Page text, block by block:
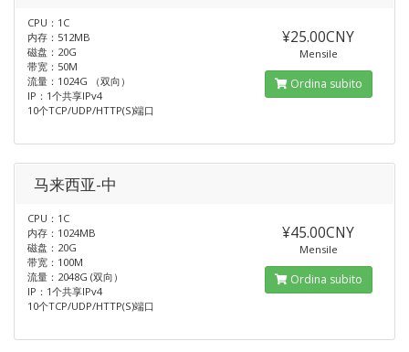
CPU：1C
内存：512MB
磁盘：20G
带宽：50M
流量：1024G （双向）
IP：1个共享IPv4
10个TCP/UDP/HTTP(S)端口
¥25.00CNY
Mensile
Ordina subito
马来西亚-中
CPU：1C
内存：1024MB
磁盘：20G
带宽：100M
流量：2048G (双向）
IP：1个共享IPv4
10个TCP/UDP/HTTP(S)端口
¥45.00CNY
Mensile
Ordina subito